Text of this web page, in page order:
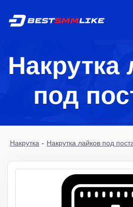
Накрутка
под
Накрутка - Накрутка лайков под